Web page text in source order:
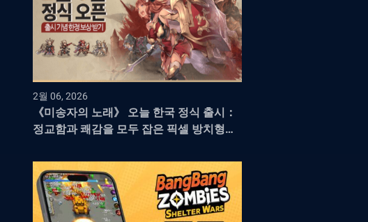
2월 06, 2026
《미송자의 노래》 오늘 한국 정식 출시：
정교함과 쾌감을 모두 잡은 픽셀 방치형